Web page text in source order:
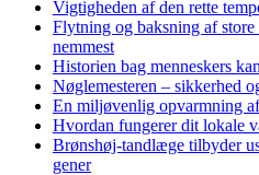
Vigtigheden af den rette
Flytning og baksning af
nemmest
Historien bag menneskers
Nøglemesteren – sikkerhed
En miljøvenlig opvarmning
Hvordan fungerer dit lokale
Brønshøj-tandlæge tilbyder
gener